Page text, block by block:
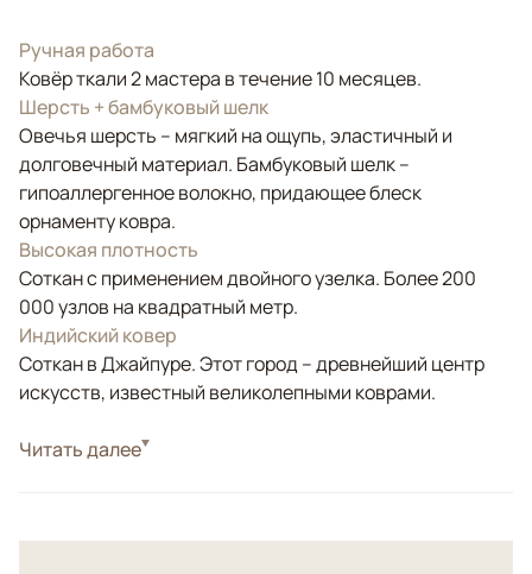
Ручная работа
Ковёр ткали 2 мастера в течение 10 месяцев.
Шерсть + бамбуковый шелк
Овечья шерсть – мягкий на ощупь, эластичный и
долговечный материал. Бамбуковый шелк –
гипоаллергенное волокно, придающее блеск
орнаменту ковра.
Высокая плотность
Соткан с применением двойного узелка. Более 200
000 узлов на квадратный метр.
Индийский ковер
Соткан в Джайпуре. Этот город – древнейший центр
искусств, известный великолепными коврами.
СтильСовременные
Читать далее